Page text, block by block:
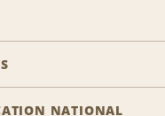
Aisle
NATIONAL